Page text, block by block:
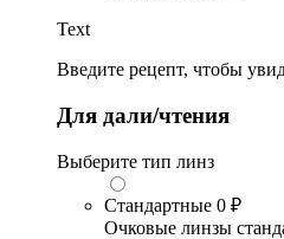
Text
Введите рецепт, чтобы
Для дали/чтения
Выберите тип линз
Стандартные 0 ₽
Очковые линзы